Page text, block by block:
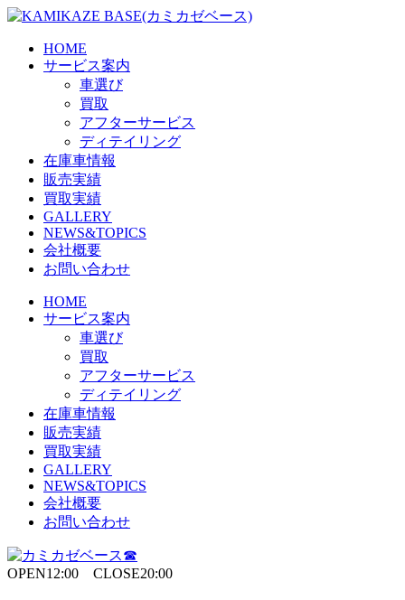
Skip
content
HOME
サービス案内
車選び
買取
アフターサービス
ディテイリング
在庫車情報
販売実績
買取実績
GALLERY
NEWS&TOPICS
会社概要
お問い合わせ
HOME
サービス案内
車選び
買取
アフターサービス
ディテイリング
在庫車情報
販売実績
買取実績
GALLERY
NEWS&TOPICS
会社概要
お問い合わせ
OPEN12:00 CLOSE20:00